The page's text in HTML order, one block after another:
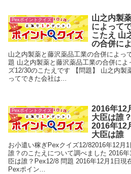
Pexポイントクイズ
山之内製
によって
こたえ 山
の合併に
山之内製薬と藤沢薬品工業の合併によっ
題 山之内製薬と藤沢薬品工業の合併に
ズ12/30のこたえです 【問題】 山之内製
ってできた会社は...
Pexポイントクイズ
2016年12
大臣は誰
2016年12
大臣は誰
お小遣い稼ぎPexクイズ12/82016年12月
誰？のこたえについて調べました 2016
臣は誰？Pex12/8 問題 2016年12月1日現
Pexポイン...